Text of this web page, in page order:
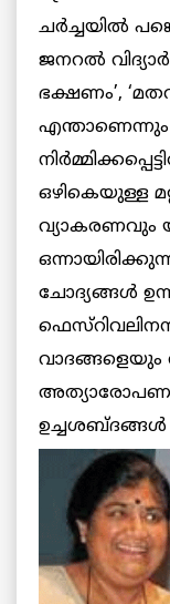
ചര്‍ച്ചയില്‍
ജനറല്‍
ഭക്ഷണം’,
ഒഴികെയുള്ള
വ്യാകരണവും
ചോദ്യങ്ങള്‍
വാദങ്ങളെയും